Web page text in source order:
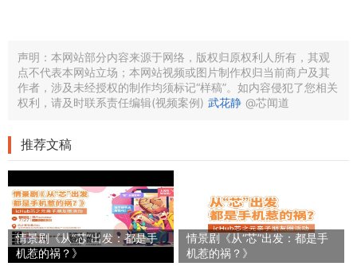
声明：本网站部分内容来源于网络，版权归原权利人所有，其观
点不代表本网站立场；本网站视频或图片制作权归当前商户及其
作者，涉及未经授权的制作均须标记“样稿”。如内容侵犯了您相关
权利，请及时联系责任编辑(视频案例) 武花静 @芯闻道
推荐文稿
情景剧《从“芯”出发：都是手
机惹的祸？》
情景剧《从“芯”出发：都是手
机惹的祸？》